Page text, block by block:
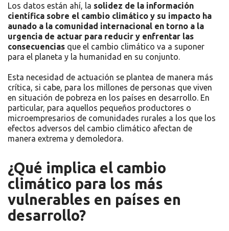
Los datos están ahí, la solidez de la información
científica sobre el cambio climático y su impacto ha
aunado a la comunidad internacional en torno a la
urgencia de actuar para reducir y enfrentar las
consecuencias que el cambio climático va a suponer
para el planeta y la humanidad en su conjunto.
Esta necesidad de actuación se plantea de manera más
crítica, si cabe, para los millones de personas que viven
en situación de pobreza en los países en desarrollo. En
particular, para aquellos pequeños productores o
microempresarios de comunidades rurales a los que los
efectos adversos del cambio climático afectan de
manera extrema y demoledora.
¿Qué implica el cambio
climático para los más
vulnerables en países en
desarrollo?